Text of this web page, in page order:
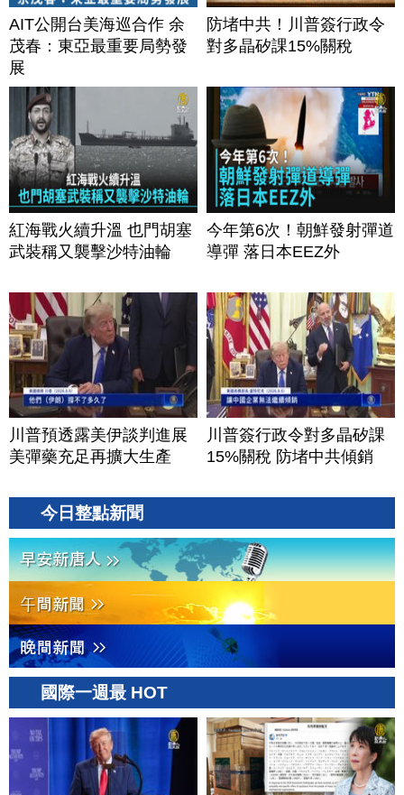
AIT公開台美海巡合作 余
茂春：東亞最重要局勢發
展
防堵中共！川普簽行政令
對多晶矽課15%關稅
紅海戰火續升溫 也門胡塞
武裝稱又襲擊沙特油輪
今年第6次！朝鮮發射彈道
導彈 落日本EEZ外
川普預透露美伊談判進展
美彈藥充足再擴大生產
川普簽行政令對多晶矽課
15%關稅 防堵中共傾銷
今日整點新聞
國際一週最 HOT